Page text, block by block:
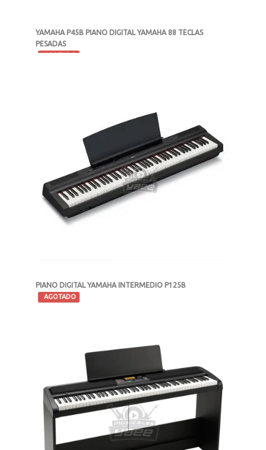
YAMAHA P45B PIANO DIGITAL YAMAHA 88 TECLAS
PESADAS
AGOTADO
PIANO DIGITAL YAMAHA INTERMEDIO P125B
AGOTADO